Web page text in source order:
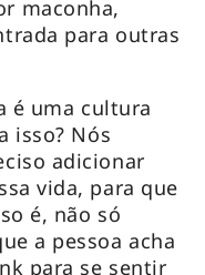
maconha,
para outras
é uma cultura
isso? Nós
adicionar
vida, para que
é, não só
a pessoa acha
para se sentir